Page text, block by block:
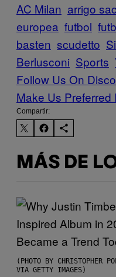
AC Milan arrigo
europea futbol
basten scudetto
Berlusconi Sports
Follow Us On
Make Us Preferred
Compartir:
MÁS DE
(PHOTO BY CHRISTOPHER
VIA GETTY IMAGES)